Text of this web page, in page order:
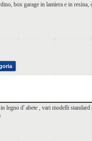
box garage in lamiera e in
legno d' abete , vari modelli